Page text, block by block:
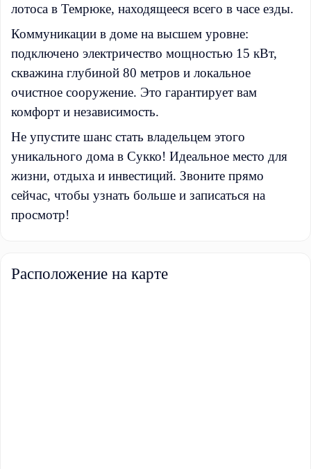
лотоса в Темрюке, находящееся всего в часе езды.
Коммуникации в доме на высшем уровне:
подключено электричество мощностью 15 кВт,
скважина глубиной 80 метров и локальное
очистное сооружение. Это гарантирует вам
комфорт и независимость.
Не упустите шанс стать владельцем этого
уникального дома в Сукко! Идеальное место для
жизни, отдыха и инвестиций. Звоните прямо
сейчас, чтобы узнать больше и записаться на
просмотр!
Расположение на карте